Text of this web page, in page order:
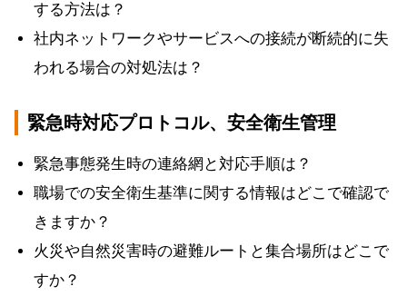
する方法は？
社内ネットワークやサービスへの接続が断続的に失
われる場合の対処法は？
緊急時対応プロトコル、安全衛生管理
緊急事態発生時の連絡網と対応手順は？
職場での安全衛生基準に関する情報はどこで確認で
きますか？
火災や自然災害時の避難ルートと集合場所はどこで
すか？